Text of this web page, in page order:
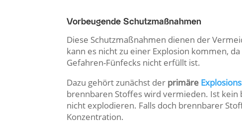
Vorbeugende Schutzmaßnahmen
Diese Schutzmaßnahmen dienen der
kann es nicht zu einer Explosion kommen,
Gefahren-Fünfecks nicht erfüllt ist.
Dazu gehört zunächst der primäre
brennbaren Stoffes wird vermieden. Ist
nicht explodieren. Falls doch brennbarer
Konzentration.